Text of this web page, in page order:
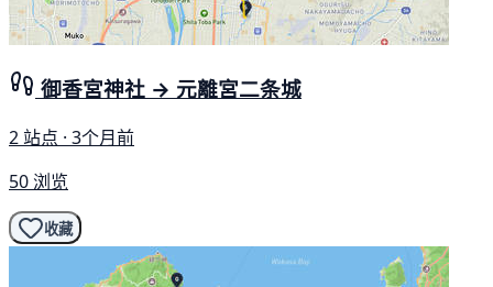
御香宮神社 → 元離宮二条城
2 站点 · 3个月前
50 浏览
收藏